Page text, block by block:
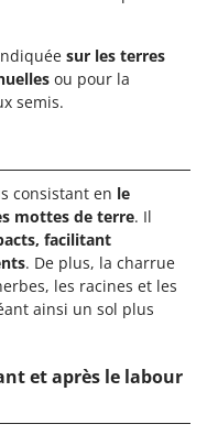
sur les terres
ou pour la
semis.
consistant en le
mottes de terre. Il
facilitant
. De plus, la charrue
les racines et les
ainsi un sol plus
et après le labour